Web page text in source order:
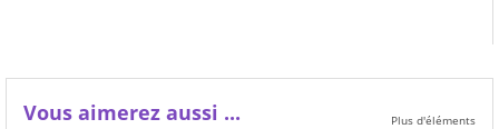
Vous aimerez aussi ... Plus d'éléments